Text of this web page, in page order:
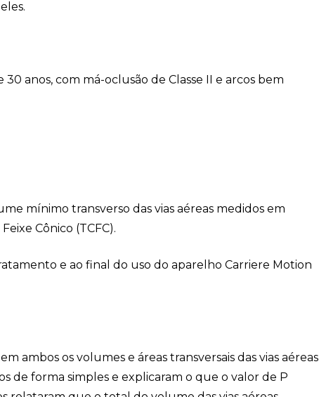
anos, com má-oclusão de Classe II e arcos bem
mínimo transverso das vias aéreas medidos em
Cônico (TCFC).
e ao final do uso do aparelho Carriere Motion
ambos os volumes e áreas transversais das vias aéreas
de forma simples e explicaram o que o valor de P